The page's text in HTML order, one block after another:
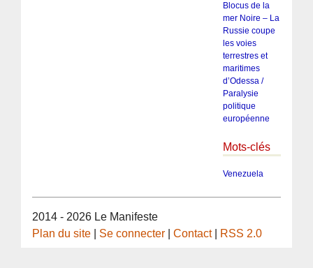
Blocus de la
mer Noire – La
Russie coupe
les voies
terrestres et
maritimes
d’Odessa /
Paralysie
politique
européenne
Mots-clés
Venezuela
2014 - 2026 Le Manifeste
Plan du site
Se connecter |Contact| RSS 2.0